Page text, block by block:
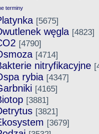
terminy
[5675]
węgla [4823]
[4790]
[4714]
nitryfikacyjne
rybia [4347]
[4165]
[3881]
[3821]
[3679]